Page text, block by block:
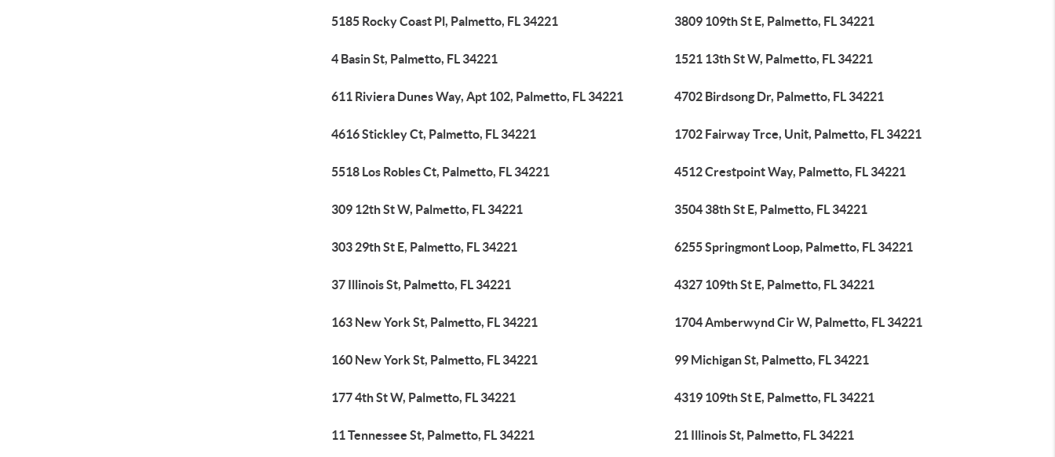
5185 Rocky Coast Pl, Palmetto, FL 34221 3809 109th St E, Palmetto, FL 34221
4 Basin St, Palmetto, FL 34221 1521 13th St W, Palmetto, FL 34221
611 Riviera Dunes Way, Apt 102, Palmetto, FL 34221 4702 Birdsong Dr, Palmetto, FL 34221
4616 Stickley Ct, Palmetto, FL 34221 1702 Fairway Trce, Unit, Palmetto, FL 34221
5518 Los Robles Ct, Palmetto, FL 34221 4512 Crestpoint Way, Palmetto, FL 34221
309 12th St W, Palmetto, FL 34221 3504 38th St E, Palmetto, FL 34221
303 29th St E, Palmetto, FL 34221 6255 Springmont Loop, Palmetto, FL 34221
37 Illinois St, Palmetto, FL 34221 4327 109th St E, Palmetto, FL 34221
163 New York St, Palmetto, FL 34221 1704 Amberwynd Cir W, Palmetto, FL 34221
160 New York St, Palmetto, FL 34221 99 Michigan St, Palmetto, FL 34221
177 4th St W, Palmetto, FL 34221 4319 109th St E, Palmetto, FL 34221
11 Tennessee St, Palmetto, FL 34221 21 Illinois St, Palmetto, FL 34221